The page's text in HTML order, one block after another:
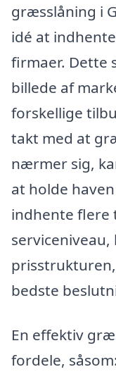
græsslåning i
idé at
firmaer. Dette
billede af
forskellige
takt med at
nærmer sig,
at holde
indhente flere
bedste
En effektiv
fordele, såsom: